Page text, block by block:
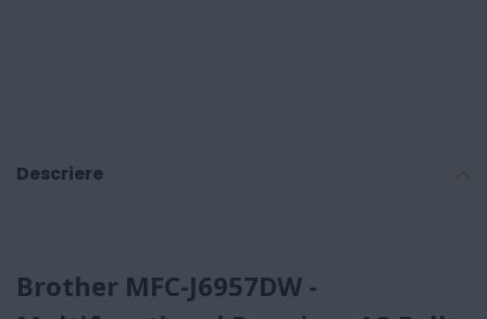
Descriere
Brother MFC-J6957DW -